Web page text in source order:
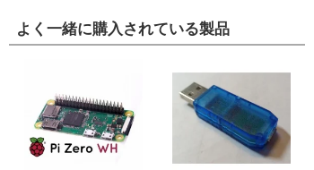
よく一緒に購入されている製品